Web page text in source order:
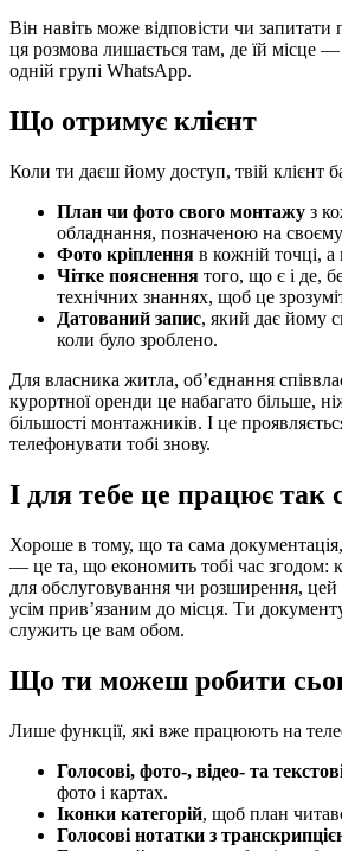
Він навіть може відповісти чи запитати
ця розмова лишається там, де їй місце
одній групі WhatsApp.
Що отримує клієнт
Коли ти даєш йому доступ, твій клієнт
План чи фото свого монтажу з
обладнання, позначеною на своєму
Фото кріплення в кожній точці,
Чітке пояснення того, що є і де,
технічних знаннях, щоб це
Датований запис, який дає йому
коли було зроблено.
Для власника житла, об’єднання
курортної оренди це набагато більше,
більшості монтажників. І це
телефонувати тобі знову.
І для тебе це працює так
Хороше в тому, що та сама
— це та, що економить тобі час згодом:
для обслуговування чи розширення, цей
усім прив’язаним до місця. Ти
служить це вам обом.
Що ти можеш робити
Лише функції, які вже працюють на
Голосові, фото-, відео- та
фото і картах.
Іконки категорій, щоб план
Голосові нотатки з